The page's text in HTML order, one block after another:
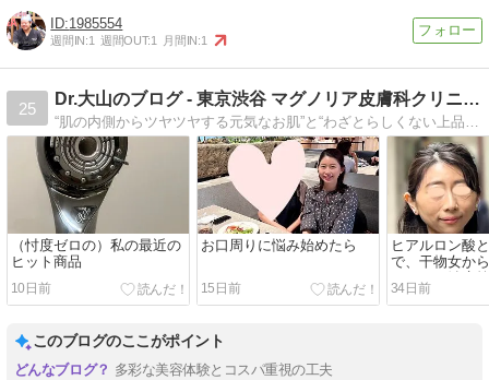
1985554
週間IN:1 週間OUT:1 月間IN:1
25
Dr.大山のブログ - 東京渋谷 マグノリア皮膚科クリニック
（忖度ゼロの）私の最近の
ヒット商品
10日前
お口周りに悩み始めたら
15日前
ヒアルロン酸
で、干物女か
おまかせ治療
34日前
このブログのここがポイント
多彩な美容体験とコスパ重視の工夫